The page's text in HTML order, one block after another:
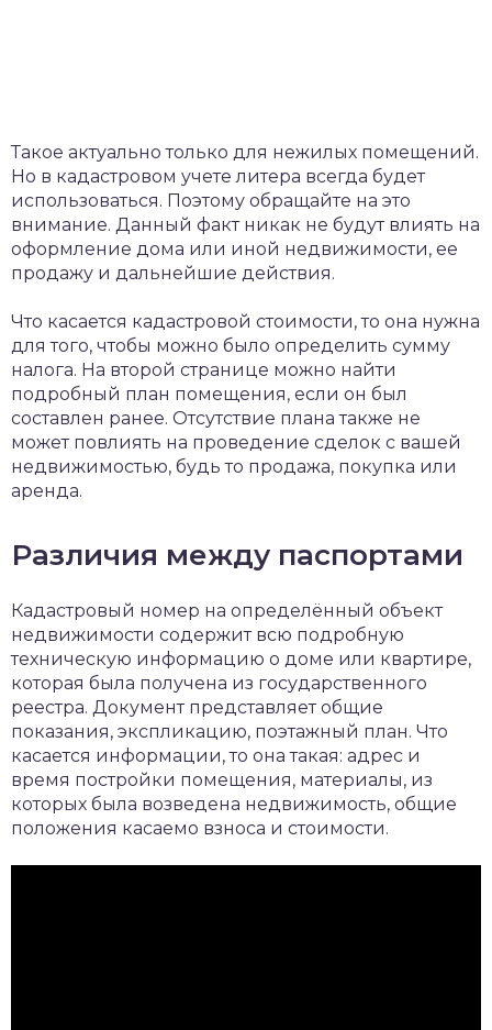
Такое актуально только для нежилых помещений.
Но в кадастровом учете литера всегда будет
использоваться. Поэтому обращайте на это
внимание. Данный факт никак не будут влиять на
оформление дома или иной недвижимости, ее
продажу и дальнейшие действия.
Что касается кадастровой стоимости, то она нужна
для того, чтобы можно было определить сумму
налога. На второй странице можно найти
подробный план помещения, если он был
составлен ранее. Отсутствие плана также не
может повлиять на проведение сделок с вашей
недвижимостью, будь то продажа, покупка или
аренда.
Различия между паспортами
Кадастровый номер на определённый объект
недвижимости содержит всю подробную
техническую информацию о доме или квартире,
которая была получена из государственного
реестра. Документ представляет общие
показания, экспликацию, поэтажный план. Что
касается информации, то она такая: адрес и
время постройки помещения, материалы, из
которых была возведена недвижимость, общие
положения касаемо взноса и стоимости.